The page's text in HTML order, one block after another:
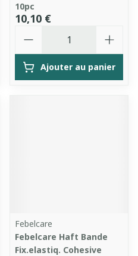
10pc
10,10 €
Ajouter au panier
Febelcare
Febelcare Haft Bande
Fix.elastiq. Cohesive